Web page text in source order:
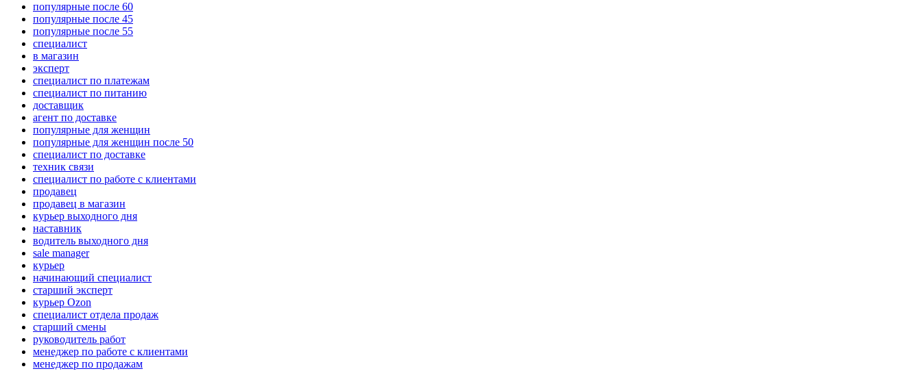
популярные после 60
популярные после 45
популярные после 55
специалист
в магазин
эксперт
специалист по платежам
специалист по питанию
доставщик
агент по доставке
популярные для женщин
популярные для женщин после 50
специалист по доставке
техник связи
специалист по работе с клиентами
продавец
продавец в магазин
курьер выходного дня
наставник
водитель выходного дня
sale manager
курьер
начинающий специалист
старший эксперт
курьер Ozon
специалист отдела продаж
старший смены
руководитель работ
менеджер по работе с клиентами
менеджер по продажам